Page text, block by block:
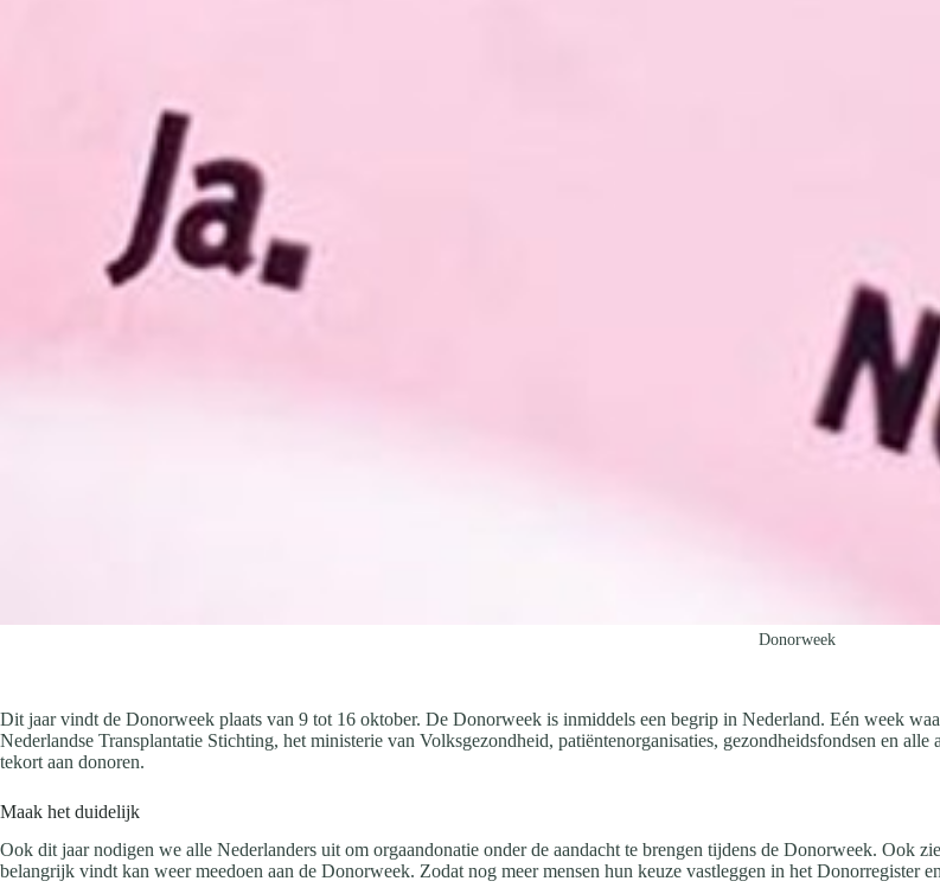
Donorweek
Dit jaar vindt de Donorweek plaats van 9 tot 16 oktober. De Donorweek is inmiddels een begrip in Nederland. Eén week
Nederlandse Transplantatie Stichting, het ministerie van Volksgezondheid, patiëntenorganisaties, gezondheidsfondsen en
tekort aan donoren.
Maak het duidelijk
Ook dit jaar nodigen we alle Nederlanders uit om orgaandonatie onder de aandacht te brengen tijdens de Donorweek. Ook
belangrijk vindt kan weer meedoen aan de Donorweek. Zodat nog meer mensen hun keuze vastleggen in het